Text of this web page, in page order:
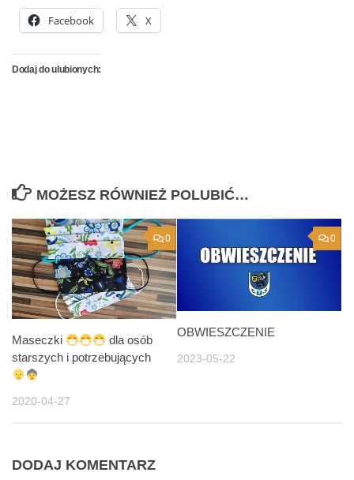
Facebook X
Dodaj do ulubionych:
MOŻESZ RÓWNIEŻ POLUBIĆ…
0
Maseczki
dla osób
starszych i potrzebujących
2020-04-27
0
OBWIESZCZENIE
2023-05-22
DODAJ KOMENTARZ